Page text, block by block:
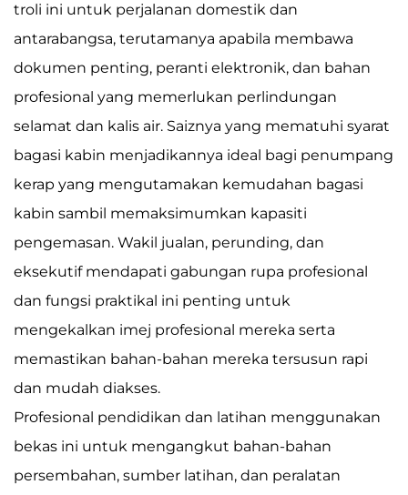
troli ini untuk perjalanan domestik dan
antarabangsa, terutamanya apabila membawa
dokumen penting, peranti elektronik, dan bahan
profesional yang memerlukan perlindungan
selamat dan kalis air. Saiznya yang mematuhi syarat
bagasi kabin menjadikannya ideal bagi penumpang
kerap yang mengutamakan kemudahan bagasi
kabin sambil memaksimumkan kapasiti
pengemasan. Wakil jualan, perunding, dan
eksekutif mendapati gabungan rupa profesional
dan fungsi praktikal ini penting untuk
mengekalkan imej profesional mereka serta
memastikan bahan-bahan mereka tersusun rapi
dan mudah diakses.
Profesional pendidikan dan latihan menggunakan
bekas ini untuk mengangkut bahan-bahan
persembahan, sumber latihan, dan peralatan